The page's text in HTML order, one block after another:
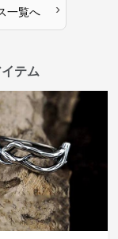
一覧へ ›
テム